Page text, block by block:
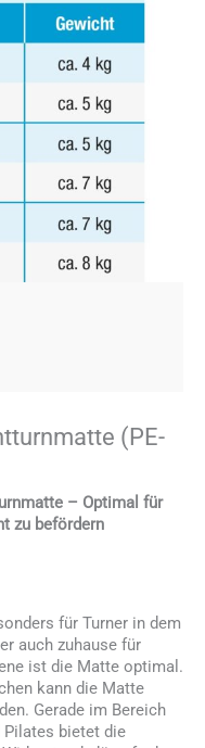
(PE-
– Optimal für
zu befördern
für Turner in dem
auch zuhause für
ist die Matte optimal.
kann die Matte
Gerade im Bereich
Pilates bietet die